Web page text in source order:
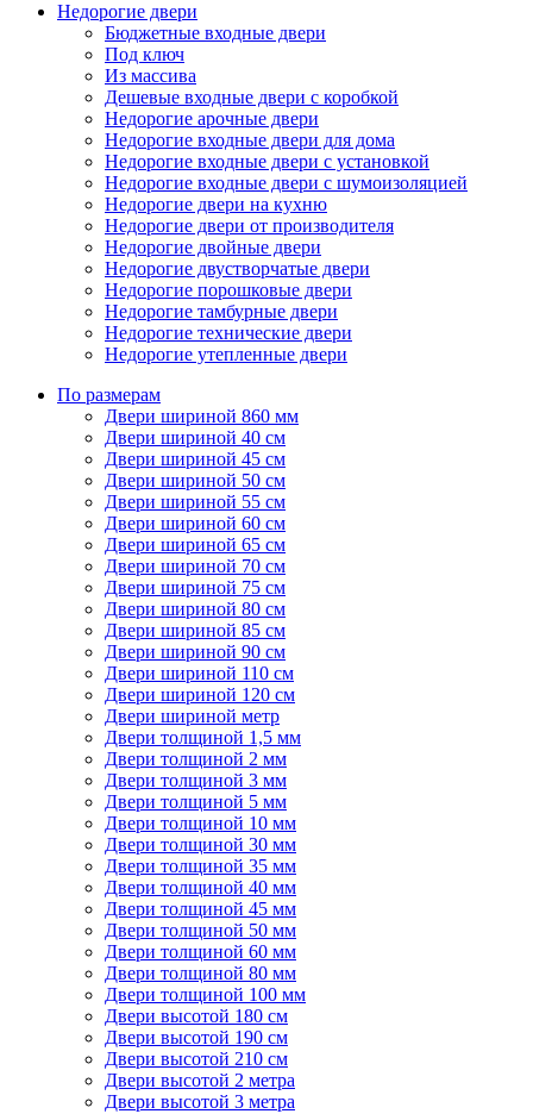
Недорогие двери
Бюджетные входные двери
Под ключ
Из массива
Дешевые входные двери с коробкой
Недорогие арочные двери
Недорогие входные двери для дома
Недорогие входные двери с установкой
Недорогие входные двери с шумоизоляцией
Недорогие двери на кухню
Недорогие двери от производителя
Недорогие двойные двери
Недорогие двустворчатые двери
Недорогие порошковые двери
Недорогие тамбурные двери
Недорогие технические двери
Недорогие утепленные двери
По размерам
Двери шириной 860 мм
Двери шириной 40 см
Двери шириной 45 см
Двери шириной 50 см
Двери шириной 55 см
Двери шириной 60 см
Двери шириной 65 см
Двери шириной 70 см
Двери шириной 75 см
Двери шириной 80 см
Двери шириной 85 см
Двери шириной 90 см
Двери шириной 110 см
Двери шириной 120 см
Двери шириной метр
Двери толщиной 1,5 мм
Двери толщиной 2 мм
Двери толщиной 3 мм
Двери толщиной 5 мм
Двери толщиной 10 мм
Двери толщиной 30 мм
Двери толщиной 35 мм
Двери толщиной 40 мм
Двери толщиной 45 мм
Двери толщиной 50 мм
Двери толщиной 60 мм
Двери толщиной 80 мм
Двери толщиной 100 мм
Двери высотой 180 см
Двери высотой 190 см
Двери высотой 210 см
Двери высотой 2 метра
Двери высотой 3 метра